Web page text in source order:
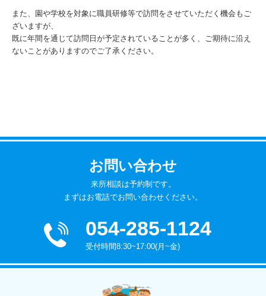
また、園や学校を対象に職員研修等で訪問をさせていただく機会もご
ざいますが、
既に年間を通じて訪問日が予定されていることが多く、ご期待に沿え
ないことがありますのでご了承ください。
お問い合わせ
来所相談は予約制です。
まずはお電話でお問い合わせください。
054-285-1124
受付時間8:30~17:00(月~金)